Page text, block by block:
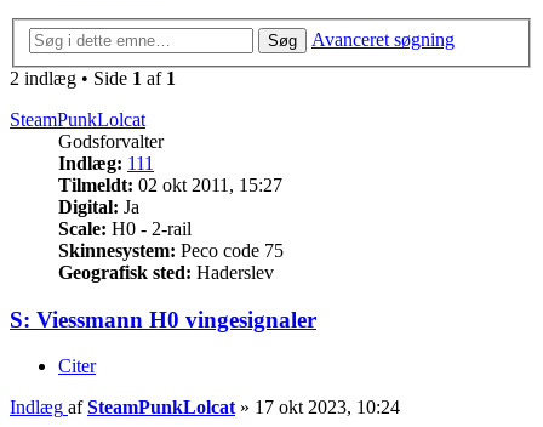
Søg
Avanceret søgning
2 indlæg • Side 1 af 1
SteamPunkLolcat
Godsforvalter
Indlæg: 111
Tilmeldt: 02 okt 2011, 15:27
Digital: Ja
Scale: H0 - 2-rail
Skinnesystem: Peco code 75
Geografisk sted: Haderslev
S: Viessmann H0 vingesignaler
Citer
Indlæg afSteamPunkLolcat » 17 okt 2023, 10:24